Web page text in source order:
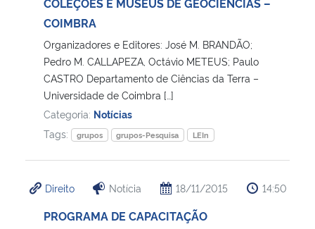
COIMBRA
Organizadores e Editores: José M. BRANDÃO;
Pedro M. CALLAPEZA, Octávio METEUS; Paulo
CASTRO Departamento de Ciências da Terra –
Universidade de Coimbra […]
Categoria: Notícias
Tags:
grupos grupos-Pesquisa LEIn
Direito Notícia 18/11/2015 14:50
PROGRAMA DE CAPACITAÇÃO